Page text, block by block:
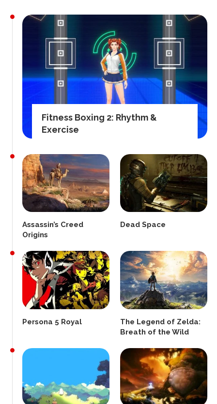
Fitness Boxing 2: Rhythm &
Exercise
Assassin’s Creed
Origins
Dead Space
Persona 5 Royal
The Legend of Zelda:
Breath of the Wild